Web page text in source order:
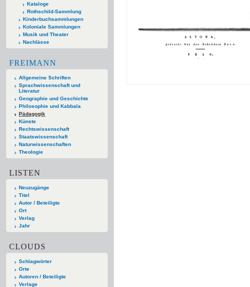
Kataloge
Rothschild-Sammlung
Kinderbuchsammlungen
Koloniale Sammlungen
Musik und Theater
Nachlässe
FREIMANN
Allgemeine Schriften
Sprachwissenschaft und
Literatur
Geographie und Geschichte
Philosophie und Kabbala
Pädagogik
Künste
Rechtswissenschaft
Staatswissenschaft
Naturwissenschaften
Theologie
LISTEN
Neuzugänge
Titel
Autor / Beteiligte
Ort
Verlag
Jahr
CLOUDS
Schlagwörter
Orte
Autoren / Beteiligte
Verlage